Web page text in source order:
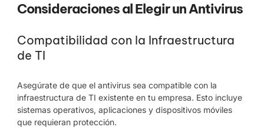
Consideraciones al Elegir un Antivirus
Compatibilidad con la Infraestructura
de TI
Asegúrate de que el antivirus sea compatible con la
infraestructura de TI existente en tu empresa. Esto incluye
sistemas operativos, aplicaciones y dispositivos móviles
que requieran protección.